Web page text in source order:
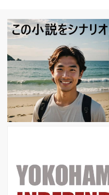
へ!**『ダウ
1月10日(金
他全国ロー
初登場No.1
ープニング
立て、米・
ト